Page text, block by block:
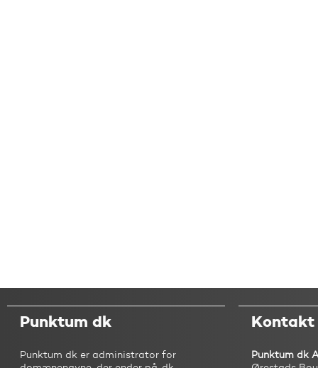
Punktum dk
Punktum dk er administrator for
Kontakt
Punktum dk